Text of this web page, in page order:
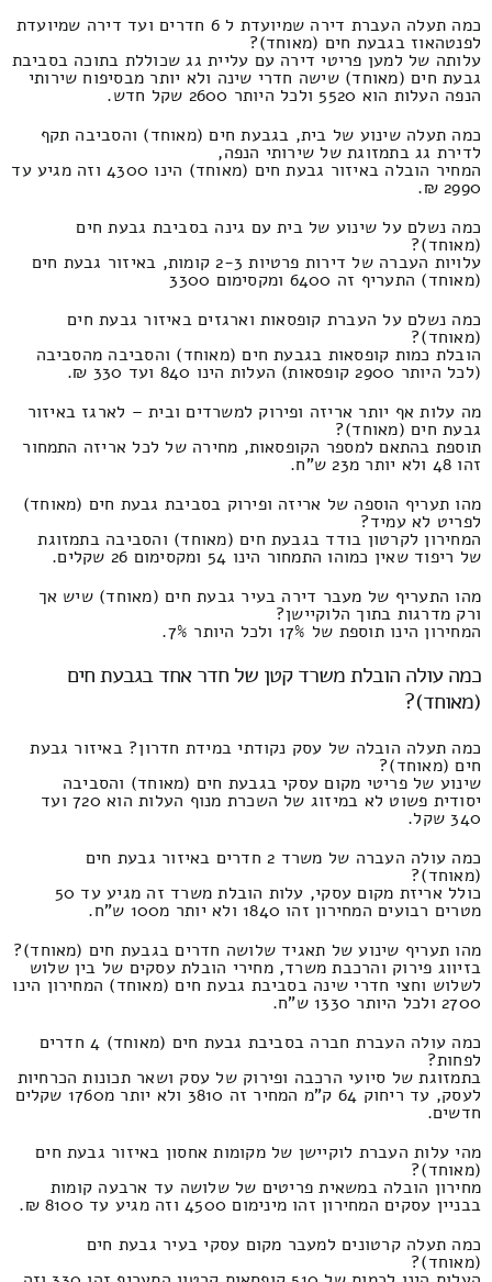
כמה תעלה העברת דירה שמיועדת ל 6 חדרים ועד דירה שמיועדת
לפנטהאוז בגבעת חים (מאוחד)?
עלותה של למען פריטי דירה עם עליית גג שכוללת בתוכה בסביבת
גבעת חים (מאוחד) שישה חדרי שינה ולא יותר מבסיפוח שירותי
הנפה העלות הוא 5520 ולכל היותר 2600 שקל חדש.
כמה תעלה שינוע של בית, בגבעת חים (מאוחד) והסביבה תקף
לדירת גג בתמזוגת של שירותי הנפה,
המחיר הובלה באיזור גבעת חים (מאוחד) הינו 4300 וזה מגיע עד
2990 ₪.
כמה נשלם על שינוע של בית עם גינה בסביבת גבעת חים
(מאוחד)?
עלויות העברה של דירות פרטיות 2-3 קומות, באיזור גבעת חים
(מאוחד) התעריף זה 6400 ומקסימום 3300
כמה נשלם על העברת קופסאות וארגזים באיזור גבעת חים
(מאוחד)?
הובלת כמות קופסאות בגבעת חים (מאוחד) והסביבה מהסביבה
(לכל היותר 2900 קופסאות) העלות הינו 840 ועד 330 ₪.
מה עלות אף יותר אריזה ופירוק למשרדים ובית – לארגז באיזור
גבעת חים (מאוחד)?
תוספת בהתאם למספר הקופסאות, מחירה של לכל אריזה התמחור
זהו 48 ולא יותר מ23 ש"ח.
מהו תעריף הוספה של אריזה ופירוק בסביבת גבעת חים (מאוחד)
לפריט לא עמיד?
המחירון לקרטון בודד בגבעת חים (מאוחד) והסביבה בתמזוגת
של ריפוד שאין כמוהו התמחור הינו 54 ומקסימום 26 שקלים.
מהו התעריף של מעבר דירה בעיר גבעת חים (מאוחד) שיש אך
ורק מדרגות בתוך הלוקיישן?
המחירון הינו תוספת של 17% ולכל היותר 7%.
כמה עולה הובלת משרד קטן של חדר אחד בגבעת חים
(מאוחד)?
כמה תעלה הובלה של עסק נקודתי במידת חדרון? באיזור גבעת
חים (מאוחד)?
שינוע של פריטי מקום עסקי בגבעת חים (מאוחד) והסביבה
יסודית פשוט לא במיזוג של השכרת מנוף העלות הוא 720 ועד
340 שקל.
כמה עולה העברה של משרד 2 חדרים באיזור גבעת חים
(מאוחד)?
כולל אריזת מקום עסקי, עלות הובלת משרד זה מגיע עד 50
מטרים רבועים המחירון זהו 1840 ולא יותר מ100 ש"ח.
מהו תעריף שינוע של תאגיד שלושה חדרים בגבעת חים (מאוחד)?
בזיווג פירוק והרכבת משרד, מחירי הובלת עסקים של בין שלוש
לשלוש וחצי חדרי שינה בסביבת גבעת חים (מאוחד) המחירון הינו
2700 ולכל היותר 1330 ש"ח.
כמה עולה העברת חברה בסביבת גבעת חים (מאוחד) 4 חדרים
לפחות?
בתמזוגת של סיועי הרכבה ופירוק של עסק ושאר תכונות הכרחיות
לעסק, עד ריחוק 64 ק"מ המחיר זה 3810 ולא יותר מ1760 שקלים
חדשים.
מהי עלות העברת לוקיישן של מקומות אחסון באיזור גבעת חים
(מאוחד)?
מחירון הובלה במשאית פריטים של שלושה עד ארבעה קומות
בבניין עסקים המחירון זהו מינימום 4500 וזה מגיע עד 8100 ₪.
כמה תעלה קרטונים למעבר מקום עסקי בעיר גבעת חים
(מאוחד)?